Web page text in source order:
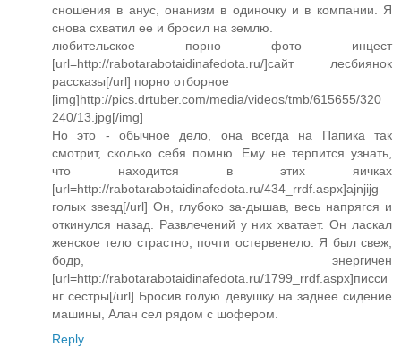
сношения в анус, онанизм в одиночку и в компании. Я
снова схватил ее и бросил на землю.
любительское порно фото инцест
[url=http://rabotarabotaidinafedota.ru/]сайт лесбиянок
рассказы[/url] порно отборное
[img]http://pics.drtuber.com/media/videos/tmb/615655/320_
240/13.jpg[/img]
Но это - обычное дело, она всегда на Папика так
смотрит, сколько себя помню. Ему не терпится узнать,
что находится в этих яичках
[url=http://rabotarabotaidinafedota.ru/434_rrdf.aspx]ajnjijg
голых звезд[/url] Он, глубоко за-дышав, весь напрягся и
откинулся назад. Развлечений у них хватает. Он ласкал
женское тело страстно, почти остервенело. Я был свеж,
бодр, энергичен
[url=http://rabotarabotaidinafedota.ru/1799_rrdf.aspx]писси
нг сестры[/url] Бросив голую девушку на заднее сидение
машины, Алан сел рядом с шофером.
Reply